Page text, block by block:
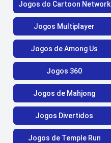
Jogos do Cartoon Network
Jogos Multiplayer
Jogos de Among Us
Jogos 360
Jogos de Mahjong
Jogos Divertidos
Jogos de Temple Run